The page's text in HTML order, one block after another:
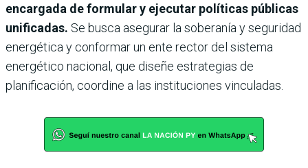
encargada de formular y ejecutar políticas públicas
unificadas. Se busca asegurar la soberanía y seguridad
energética y conformar un ente rector del sistema
energético nacional, que diseñe estrategias de
planificación, coordine a las instituciones vinculadas.